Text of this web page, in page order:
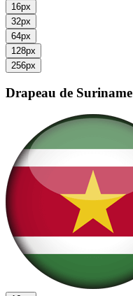
16px
32px
64px
128px
256px
Drapeau de Suriname